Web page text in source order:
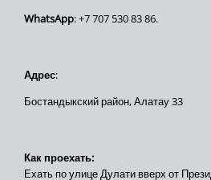
WhatsApp: +7 707 530 83 86.
Адрес:
Бостандыкский район, Алатау 33
Как проехать:
Ехать по улице Дулати вверх от